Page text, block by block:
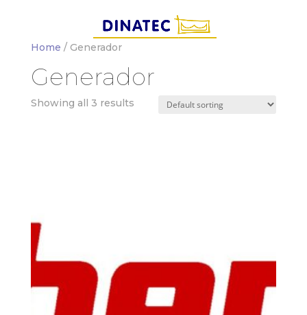
Home / Generador
Generador
Showing all 3 results